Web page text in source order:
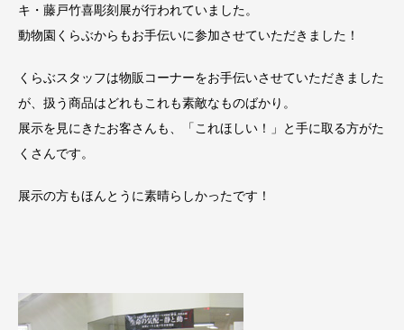
キ・藤戸竹喜彫刻展が行われていました。
動物園くらぶからもお手伝いに参加させていただきました！
くらぶスタッフは物販コーナーをお手伝いさせていただきました
が、扱う商品はどれもこれも素敵なものばかり。
展示を見にきたお客さんも、「これほしい！」と手に取る方がた
くさんです。
展示の方もほんとうに素晴らしかったです！